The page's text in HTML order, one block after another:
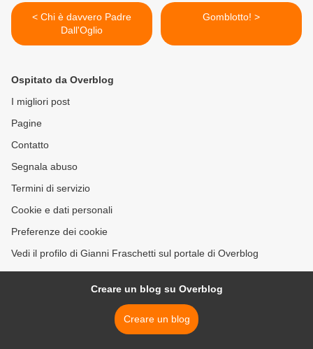
< Chi è davvero Padre
Dall'Oglio
Gomblotto! >
Ospitato da Overblog
I migliori post
Pagine
Contatto
Segnala abuso
Termini di servizio
Cookie e dati personali
Preferenze dei cookie
Vedi il profilo di Gianni Fraschetti sul portale di Overblog
Creare un blog su Overblog
Creare un blog